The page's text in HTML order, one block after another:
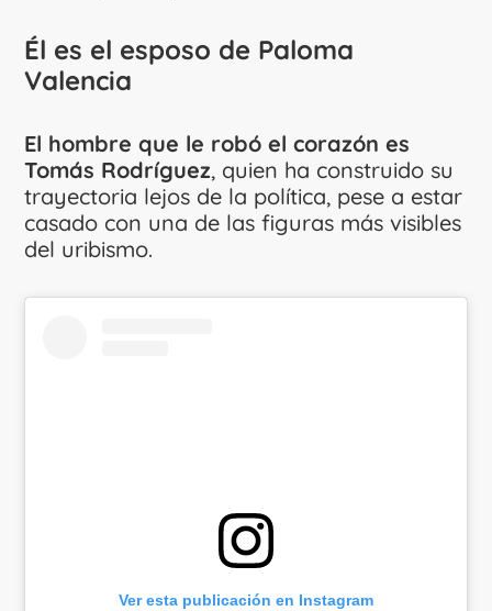
Él es el esposo de Paloma
Valencia
El hombre que le robó el corazón es
Tomás Rodríguez, quien ha construido su
trayectoria lejos de la política, pese a estar
casado con una de las figuras más visibles
del uribismo.
Ver esta publicación en Instagram